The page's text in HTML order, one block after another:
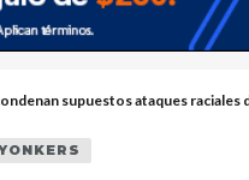
de Protección
supuestos ataques raciales